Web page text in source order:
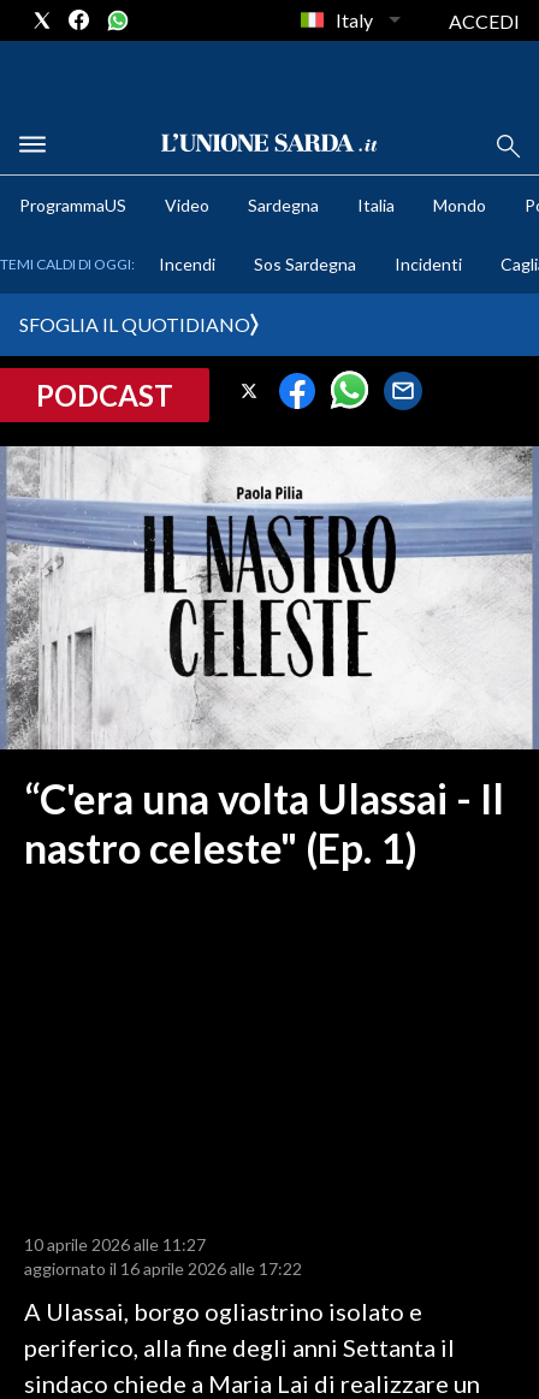
METEO
CRONACA SARDEGNA
PROVINCIA DI CAGLIARI
SULCIS IGLESIENTE
MEDIO CAMPIDANO
ORISTANO E PROVINCIA
SASSARI E PROVINCIA
GALLURA
NUORO E PROVINCIA
OGLIASTRA
ITALIA
SPORT
RISULTATI E CLASSIFICHE
CALCIO
CALCIO REGIONALE
Italy ACCEDI
ProgrammaUS Video Sardegna Italia Mondo
TEMI CALDI DI OGGI: Incendi Sos Sardegna Incidenti
SFOGLIA IL QUOTIDIANO
PODCAST
“C'era una volta Ulassai - Il
nastro celeste" (Ep. 1)
10 aprile 2026 alle 11:27
aggiornato il 16 aprile 2026 alle 17:22
A Ulassai, borgo ogliastrino isolato e
periferico, alla fine degli anni Settanta il
sindaco chiede a Maria Lai di realizzare un